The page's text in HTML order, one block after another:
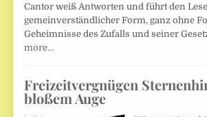
Cantor weiß Antworten und führt den
gemeinverständlicher Form, ganz ohne
Geheimnisse des Zufalls und seiner
more…
Freizeitvergnügen
bloßem Auge